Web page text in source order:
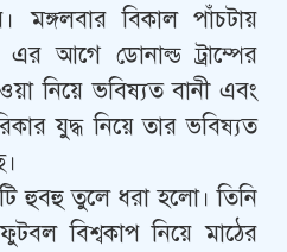
মঙ্গলবার বিকাল পাঁচটায়
এর আগে ডোনাল্ড ট্রাম্পের
নিয়ে ভবিষ্যত বানী এবং
যুদ্ধ নিয়ে তার ভবিষ্যত
হুবহু তুলে ধরা হলো। তিনি
বিশ্বকাপ নিয়ে মাঠের